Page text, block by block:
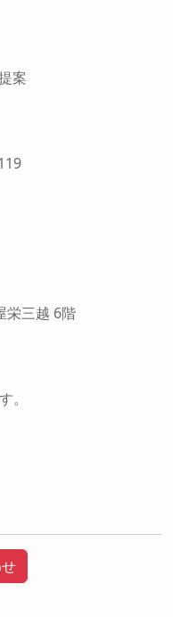
案
栄三越 6階
。